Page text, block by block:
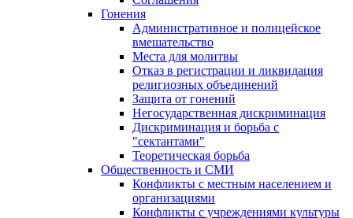
Гонения
Административное и полицейское
вмешательство
Места для молитвы
Отказ в регистрации и ликвидация
религиозных объединений
Защита от гонений
Негосударственная дискриминация
Дискриминация и борьба с
"сектантами"
Теоретическая борьба
Общественность и СМИ
Конфликты с местным населением и
организациями
Конфликты с учреждениями культуры